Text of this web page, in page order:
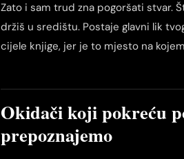
Zato i sam trud zna pogoršati stvar.
držiš u središtu. Postaje glavni lik
cijele knjige, jer je to mjesto na
Okidači koji pokreću
prepoznajemo